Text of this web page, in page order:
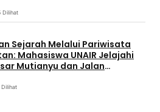
Dilihat
Sejarah Melalui Pariwisata
Mahasiswa UNAIR Jelajahi
Mutianyu dan Jalan
Dilihat